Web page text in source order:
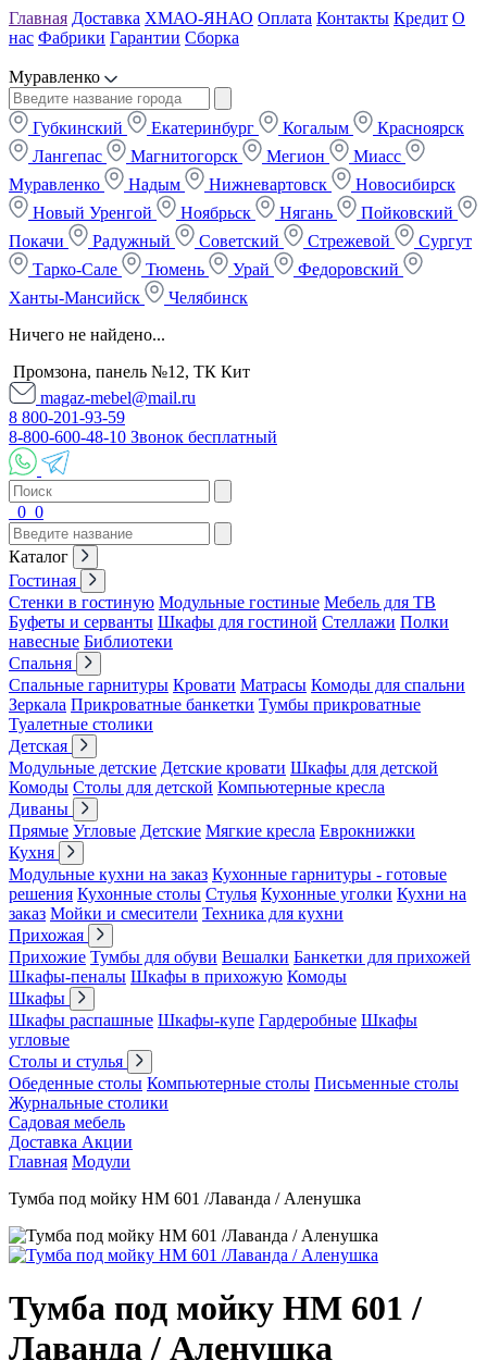
Главная Доставка ХМАО-ЯНАО Оплата Контакты Кредит О
нас Фабрики Гарантии Сборка
Муравленко
Губкинский Екатеринбург Когалым
Красноярск
Лангепас
Магнитогорск Мегион
Миасс
Муравленко
Надым Нижневартовск
Новосибирск
Новый Уренгой
Ноябрьск Нягань
Пойковский
Покачи
Радужный Советский Стрежевой
Сургут
Тарко-Сале
Тюмень Урай
Федоровский
Ханты-Мансийск
Челябинск
Ничего не найдено...
Промзона, панель №12, ТК Кит
magaz-mebel@mail.ru
8 800-201-93-59
8-800-600-48-10 Звонок бесплатный
0 0
Каталог
Гостиная
Стенки в гостиную Модульные гостиные Мебель для ТВ
Буфеты и серванты Шкафы для гостиной Стеллажи Полки
навесные Библиотеки
Спальня
Спальные гарнитуры Кровати Матрасы Комоды для спальни
Зеркала Прикроватные банкетки Тумбы прикроватные
Туалетные столики
Детская
Модульные детские Детские кровати Шкафы для детской
Комоды Столы для детской Компьютерные кресла
Диваны
Прямые Угловые Детские Мягкие кресла Еврокнижки
Кухня
Модульные кухни на заказ Кухонные гарнитуры - готовые
решения Кухонные столы Стулья Кухонные уголки Кухни на
заказ Мойки и смесители Техника для кухни
Прихожая
Прихожие Тумбы для обуви Вешалки Банкетки для прихожей
Шкафы-пеналы Шкафы в прихожую Комоды
Шкафы
Шкафы распашные Шкафы-купе Гардеробные Шкафы
угловые
Столы и стулья
Обеденные столы Компьютерные столы Письменные столы
Журнальные столики
Садовая мебель
Доставка Акции
Главная Модули
Тумба под мойку НМ 601 /Лаванда / Аленушка
Тумба под мойку НМ 601 /
Лаванда / Аленушка